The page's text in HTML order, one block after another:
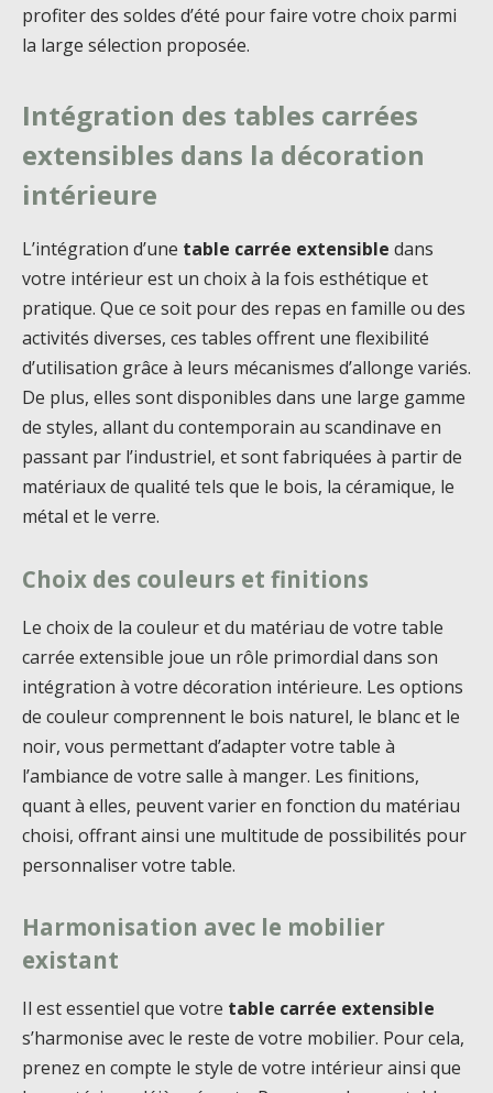
profiter des soldes d’été pour faire votre choix parmi
la large sélection proposée.
Intégration des tables carrées
extensibles dans la décoration
intérieure
L’intégration d’une table carrée extensible dans
votre intérieur est un choix à la fois esthétique et
pratique. Que ce soit pour des repas en famille ou des
activités diverses, ces tables offrent une flexibilité
d’utilisation grâce à leurs mécanismes d’allonge variés.
De plus, elles sont disponibles dans une large gamme
de styles, allant du contemporain au scandinave en
passant par l’industriel, et sont fabriquées à partir de
matériaux de qualité tels que le bois, la céramique, le
métal et le verre.
Choix des couleurs et finitions
Le choix de la couleur et du matériau de votre table
carrée extensible joue un rôle primordial dans son
intégration à votre décoration intérieure. Les options
de couleur comprennent le bois naturel, le blanc et le
noir, vous permettant d’adapter votre table à
l’ambiance de votre salle à manger. Les finitions,
quant à elles, peuvent varier en fonction du matériau
choisi, offrant ainsi une multitude de possibilités pour
personnaliser votre table.
Harmonisation avec le mobilier
existant
Il est essentiel que votre table carrée extensible
s’harmonise avec le reste de votre mobilier. Pour cela,
prenez en compte le style de votre intérieur ainsi que